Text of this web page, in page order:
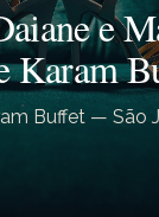
e
Karam
Buffet — São